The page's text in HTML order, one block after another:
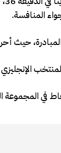
المنافسة.
حيث أحرز جود
في المجموعة